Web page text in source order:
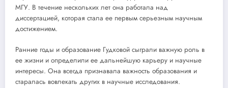
МГУ. В течение нескольких лет она работала над
диссертацией, которая стала ее первым серьезным научным
достижением.
Ранние годы и образование Гудковой сыграли важную роль в
ее жизни и определили ее дальнейшую карьеру и научные
интересы. Она всегда признавала важность образования и
старалась вовлекать других в научные исследования.